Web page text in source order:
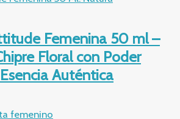
Femenina 50 ml –
Floral con Poder
Auténtica